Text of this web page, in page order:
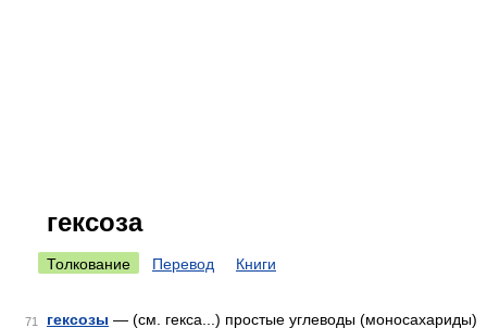
гексоза
Толкование Перевод Книги
71 гексозы — (см. гекса...) простые углеводы (моносахариды)